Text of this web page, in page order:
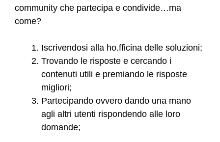
community che partecipa e condivide…ma
come?
Iscrivendosi alla ho.fficina delle soluzioni;
Trovando le risposte e cercando i
contenuti utili e premiando le risposte
migliori;
Partecipando ovvero dando una mano
agli altri utenti rispondendo alle loro
domande;